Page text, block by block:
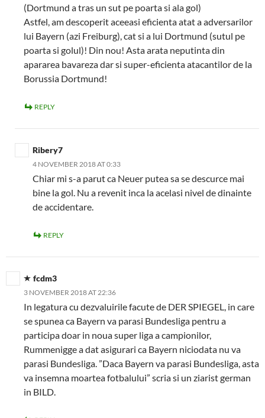
(Dortmund a tras un sut pe poarta si ala gol)
Astfel, am descoperit aceeasi eficienta atat a adversarilor
lui Bayern (azi Freiburg), cat si a lui Dortmund (sutul pe
poarta si golul)! Din nou! Asta arata neputinta din
apararea bavareza dar si super-eficienta atacantilor de la
Borussia Dortmund!
REPLY
Ribery7
4 NOVEMBER 2018 AT 0:33
Chiar mi s-a parut ca Neuer putea sa se descurce mai
bine la gol. Nu a revenit inca la acelasi nivel de dinainte
de accidentare.
REPLY
fcdm3
3 NOVEMBER 2018 AT 22:36
In legatura cu dezvaluirile facute de DER SPIEGEL, in care
se spunea ca Bayern va parasi Bundesliga pentru a
participa doar in noua super liga a campionilor,
Rummenigge a dat asigurari ca Bayern niciodata nu va
parasi Bundesliga. ”Daca Bayern va parasi Bundesliga, asta
va insemna moartea fotbalului” scria si un ziarist german
in BILD.